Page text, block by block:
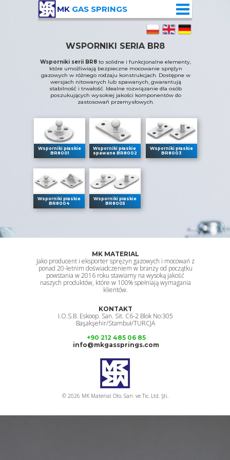
Wsporniki płaskie
BR8005
MK GAS SPRINGS
Wsporniki płaskie
BR8004
Wsporniki płaskie
BR8003
Wsporniki płaskie
spawane BR8002
WSPORNIKI SERIA BR8
Wsporniki płaskie
BR8001
Wsporniki serii BR8 to solidne i funkcjonalne elementy,
które umożliwiają bezpieczne mocowanie sprężyn
gazowych w różnego rodzaju konstrukcjach. Dostępne w
wersjach nitowanych lub spawanych, gwarantują
stabilność i trwałość. Idealne rozwiązanie dla osób
poszukujących wysokiej jakości komponentów do
zastosowań przemysłowych.
KONTAKT
I.O.S.B. Eskoop. San. Sit. C6-2 Blok No:305
Başakşehir/Stambuł/TURCJA
+90 212 485 06 85
info@mkgassprings.com
MK MATERIAL
Jako producent i eksporter sprężyn gazowych i mocowań z
ponad 20-letnim doświadczeniem w branży od początku
powstania w 2016 roku stawiamy na wysoką jakość
naszych produktów, które w 100% spełniają wymagania
klientów.
© 2026 MK Material Oto. San. ve Tic. Ltd. Şti.